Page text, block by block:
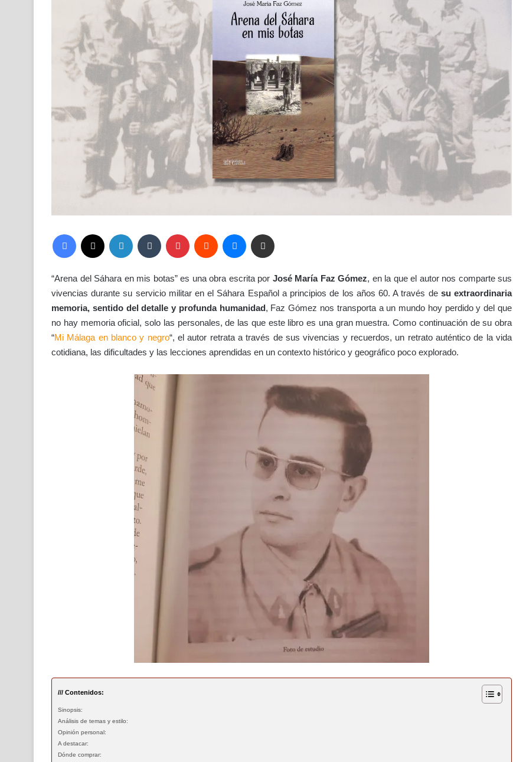
Facebook LinkedIn Tumblr Pinterest Reddit Messenger
“Arena del Sáhara en mis botas” es una obra escrita por José María Faz Gómez, en la que el autor nos comparte sus
vivencias durante su servicio militar en el Sáhara Español a principios de los años 60. A través de su extraordinaria
memoria, sentido del detalle y profunda humanidad, Faz Gómez nos transporta a un mundo hoy perdido y del que
no hay memoria oficial, solo las personales, de las que este libro es una gran muestra. Como continuación de su obra
“Mi Málaga en blanco y negro“, el autor retrata a través de sus vivencias y recuerdos, un retrato auténtico de la vida
cotidiana, las dificultades y las lecciones aprendidas en un contexto histórico y geográfico poco explorado.
/// Contenidos:
Sinopsis:
Análisis de temas y estilo:
Opinión personal:
A destacar:
Dónde comprar: